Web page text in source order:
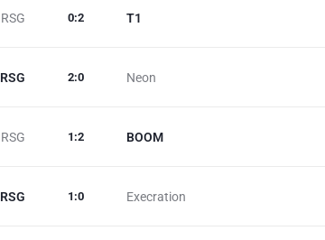
RSG T1
0:2
RSG Neon
2:0
RSG BOOM
1 :2
RSG Execration
1 :0